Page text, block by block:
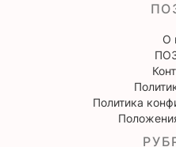
О
Политика